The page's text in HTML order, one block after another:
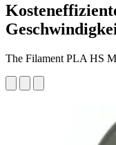
The Filament PLA HS